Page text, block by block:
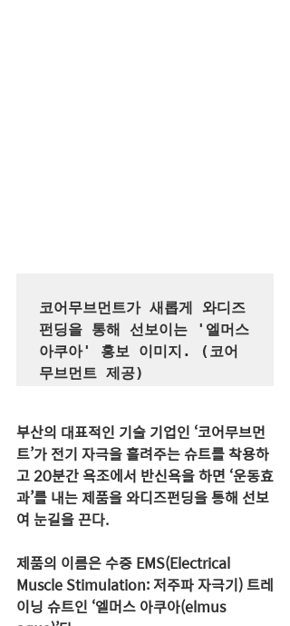
코어무브먼트가 새롭게 와디즈
펀딩을 통해 선보이는 '엘머스
아쿠아' 홍보 이미지. (코어
부산의 대표적인 기술 기업인 ‘코어무브먼
트’가 전기 자극을 흘려주는 슈트를 착용하
고 20분간 욕조에서 반신욕을 하면 ‘운동효
과’를 내는 제품을 와디즈펀딩을 통해 선보
여 눈길을 끈다.
제품의 이름은 수중 EMS(Electrical
Muscle Stimulation: 저주파 자극기) 트레
이닝 슈트인 ‘엘머스 아쿠아(elmus